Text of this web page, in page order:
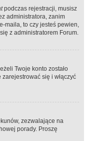
podczas rejestracji, musisz
administratora, zanim
maila, to czy jesteś pewien,
z administratorem Forum.
Twoje konto zostało
się i włączyć
zezwalające na
porady. Proszę